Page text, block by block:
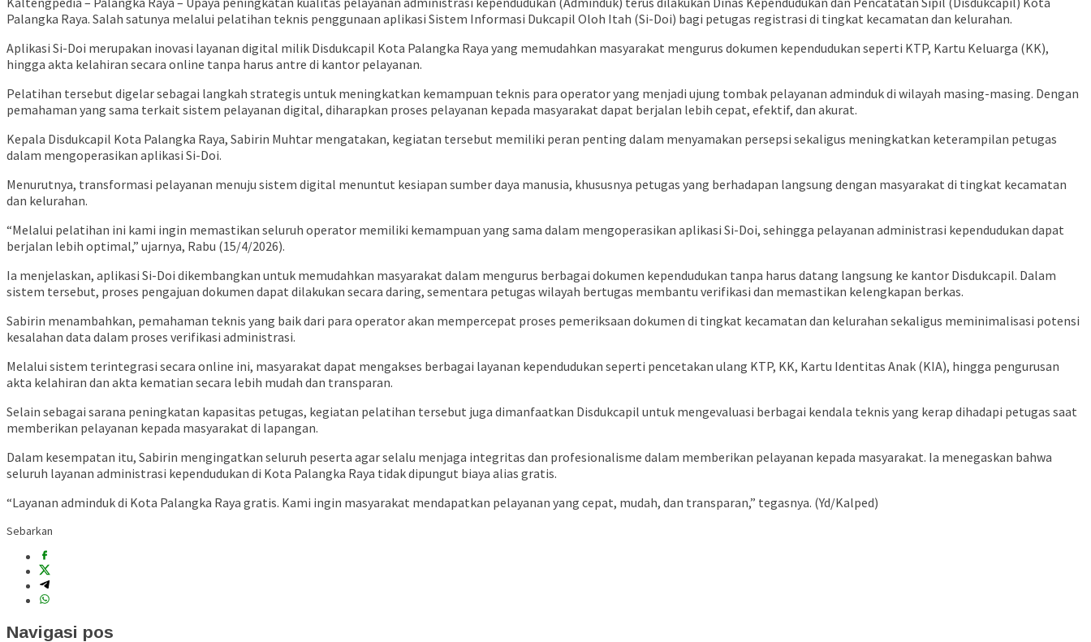
Palangka Raya. Salah satunya melalui pelatihan teknis penggunaan aplikasi Sistem Informasi Dukcapil Oloh Itah (Si-Doi) bagi petugas registrasi di tingkat kecamatan dan kelurahan.
Aplikasi Si-Doi merupakan inovasi layanan digital milik Disdukcapil Kota Palangka Raya yang memudahkan masyarakat mengurus dokumen kependudukan seperti KTP, Kartu Keluarga (KK),
hingga akta kelahiran secara online tanpa harus antre di kantor pelayanan.
Pelatihan tersebut digelar sebagai langkah strategis untuk meningkatkan kemampuan teknis para operator yang menjadi ujung tombak pelayanan adminduk di wilayah masing-masing. Dengan
pemahaman yang sama terkait sistem pelayanan digital, diharapkan proses pelayanan kepada masyarakat dapat berjalan lebih cepat, efektif, dan akurat.
Kepala Disdukcapil Kota Palangka Raya, Sabirin Muhtar mengatakan, kegiatan tersebut memiliki peran penting dalam menyamakan persepsi sekaligus meningkatkan keterampilan petugas
dalam mengoperasikan aplikasi Si-Doi.
Menurutnya, transformasi pelayanan menuju sistem digital menuntut kesiapan sumber daya manusia, khususnya petugas yang berhadapan langsung dengan masyarakat di tingkat kecamatan
dan kelurahan.
“Melalui pelatihan ini kami ingin memastikan seluruh operator memiliki kemampuan yang sama dalam mengoperasikan aplikasi Si-Doi, sehingga pelayanan administrasi kependudukan dapat
berjalan lebih optimal,” ujarnya, Rabu (15/4/2026).
Ia menjelaskan, aplikasi Si-Doi dikembangkan untuk memudahkan masyarakat dalam mengurus berbagai dokumen kependudukan tanpa harus datang langsung ke kantor Disdukcapil. Dalam
sistem tersebut, proses pengajuan dokumen dapat dilakukan secara daring, sementara petugas wilayah bertugas membantu verifikasi dan memastikan kelengkapan berkas.
Sabirin menambahkan, pemahaman teknis yang baik dari para operator akan mempercepat proses pemeriksaan dokumen di tingkat kecamatan dan kelurahan sekaligus meminimalisasi potensi
kesalahan data dalam proses verifikasi administrasi.
Melalui sistem terintegrasi secara online ini, masyarakat dapat mengakses berbagai layanan kependudukan seperti pencetakan ulang KTP, KK, Kartu Identitas Anak (KIA), hingga pengurusan
akta kelahiran dan akta kematian secara lebih mudah dan transparan.
Selain sebagai sarana peningkatan kapasitas petugas, kegiatan pelatihan tersebut juga dimanfaatkan Disdukcapil untuk mengevaluasi berbagai kendala teknis yang kerap dihadapi petugas saat
memberikan pelayanan kepada masyarakat di lapangan.
Dalam kesempatan itu, Sabirin mengingatkan seluruh peserta agar selalu menjaga integritas dan profesionalisme dalam memberikan pelayanan kepada masyarakat. Ia menegaskan bahwa
seluruh layanan administrasi kependudukan di Kota Palangka Raya tidak dipungut biaya alias gratis.
“Layanan adminduk di Kota Palangka Raya gratis. Kami ingin masyarakat mendapatkan pelayanan yang cepat, mudah, dan transparan,” tegasnya. (Yd/Kalped)
Sebarkan
Navigasi pos